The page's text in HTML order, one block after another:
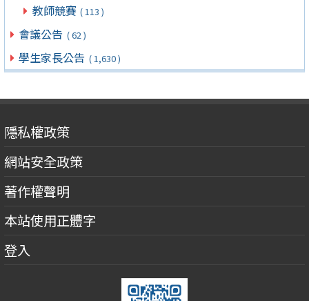
教師競賽 ( 113 )
會議公告 ( 62 )
學生家長公告 ( 1,630 )
隱私權政策
網站安全政策
著作權聲明
本站使用正體字
登入